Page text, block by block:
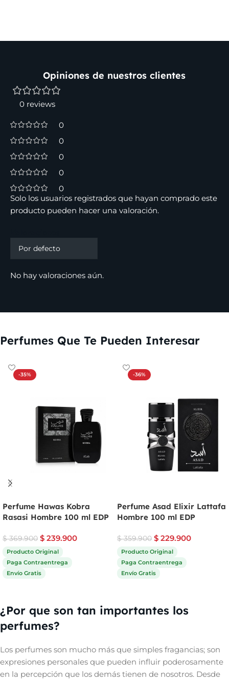
Opiniones de nuestros clientes
0 reviews
0
0
0
0
0
No hay valoraciones aún.
Solo los usuarios registrados que hayan comprado este
producto pueden hacer una valoración.
Perfumes Que Te Pueden Interesar
-35%
Perfume Hawas Kobra
Rasasi Hombre 100 ml EDP
$369.900 $ 239.900
Producto Original
Paga Contraentrega
Envío Gratis
-36%
Perfume Asad Elixir Lattafa
Hombre 100 ml EDP
$359.900 $ 229.900
Producto Original
Paga Contraentrega
Envío Gratis
¿Por que son tan importantes los
perfumes?
Los perfumes son mucho más que simples fragancias; son
expresiones personales que pueden influir poderosamente
en la percepción que los demás tienen de nosotros. Desde